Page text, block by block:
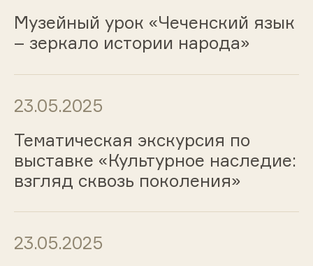
Музейный урок «Чеченский язык
– зеркало истории народа»
23.05.2025
Тематическая экскурсия по
выставке «Культурное наследие:
взгляд сквозь поколения»
23.05.2025